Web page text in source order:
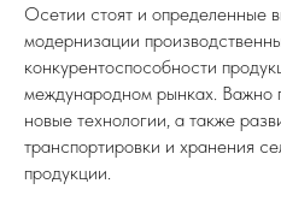
Осетии стоят и определенные
модернизации
конкурентоспособности
международном рынках. Важно
новые технологии, а также
транспортировки и хранения
продукции.